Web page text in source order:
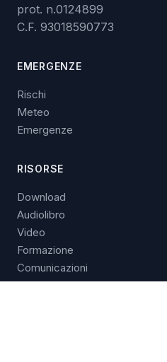
prot. n.0124899
C.F. 93018590773
EMERGENZE
Rischi
Meteo
Emergenze
RISORSE
Download
Audiolibro
Video
Formazione
Comunicazioni